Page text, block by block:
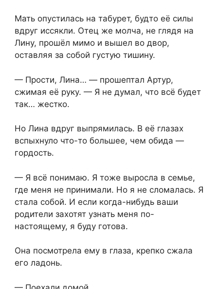
Мать опустилась на табурет, будто её силы
вдруг иссякли. Отец же молча, не глядя на
Лину, прошёл мимо и вышел во двор,
оставляя за собой густую тишину.
— Прости, Лина… — прошептал Артур,
сжимая её руку. — Я не думал, что всё будет
так… жестко.
Но Лина вдруг выпрямилась. В её глазах
вспыхнуло что-то большее, чем обида —
гордость.
— Я всё понимаю. Я тоже выросла в семье,
где меня не принимали. Но я не сломалась. Я
стала собой. И если когда-нибудь ваши
родители захотят узнать меня по-
настоящему, я буду готова.
Она посмотрела ему в глаза, крепко сжала
его ладонь.